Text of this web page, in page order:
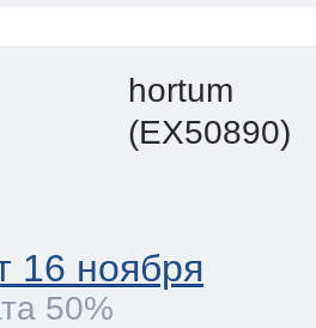
hortum
(EX50890)
16 ноября
50%